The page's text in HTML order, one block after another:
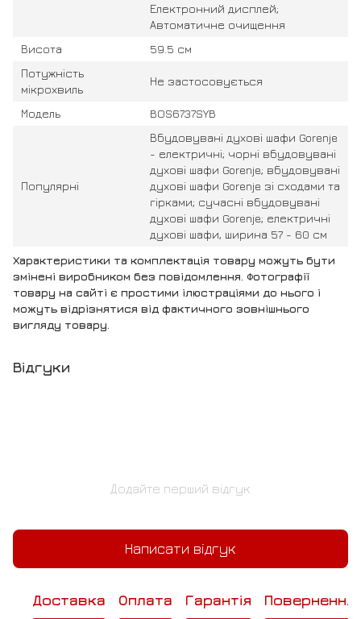
Електронний дисплей;
Автоматичне очищення
Висота
59.5 см
Потужність
мікрохвиль
Не застосовується
Модель BOS6737SYB
Популярні
Вбудовувані духові шафи Gorenje
- електричні; чорні вбудовувані
духові шафи Gorenje; вбудовувані
духові шафи Gorenje зі сходами та
гірками; сучасні вбудовувані
духові шафи Gorenje; електричні
духові шафи, ширина 57 - 60 см
Характеристики та комплектація товару можуть бути
змінені виробником без повідомлення. Фотографії
товару на сайті є простими ілюстраціями до нього і
можуть відрізнятися від фактичного зовнішнього
вигляду товару.
Відгуки
Додайте перший відгук
Написати відгук
Доставка Оплата Гарантія Повернення